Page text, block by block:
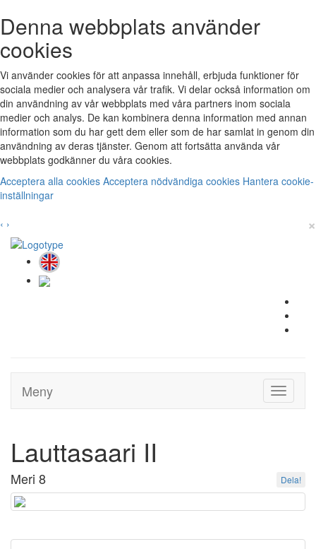
Denna webbplats använder
cookies
Vi använder cookies för att anpassa innehåll, erbjuda funktioner för
sociala medier och analysera vår trafik. Vi delar också information om
din användning av vår webbplats med våra partners inom sociala
medier och analys. De kan kombinera denna information med annan
information som du har gett dem eller som de har samlat in genom din
användning av deras tjänster. Genom att fortsätta använda vår
webbplats godkänner du våra cookies.
Acceptera alla cookies Acceptera nödvändiga cookies Hantera cookie-
inställningar
‹ › ×
Toggle
Meny
Lauttasaari II
Meri 8 Dela!